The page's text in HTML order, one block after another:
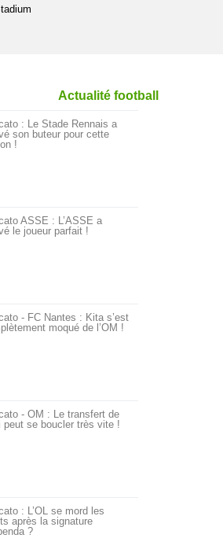
Actualité football
: Le Stade Rennais a
son buteur pour cette
!
ASSE : L’ASSE a
le joueur parfait !
- FC Nantes : Kita s’est
moqué de l’OM !
- OM : Le transfert de
peut se boucler très vite !
: L’OL se mord les
après la signature
?